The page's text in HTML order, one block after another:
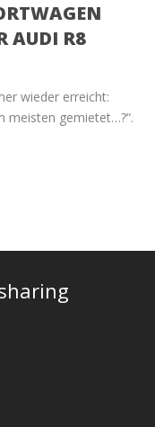
AUDI R8
wieder erreicht:
meisten gemietet…?“.